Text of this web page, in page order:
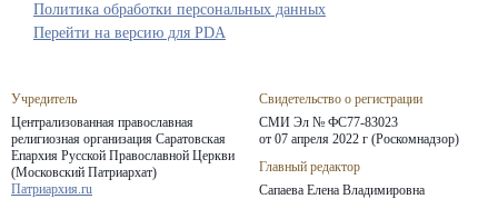
Учредитель
Централизованная православная
религиозная организация Саратовская
Епархия Русской Православной Церкви
(Московский Патриархат)
Патриархия.ru
Свидетельство о регистрации
СМИ Эл № ФС77-83023
от 07 апреля 2022 г (Роскомнадзор)
Главный редактор
Сапаева Елена Владимировна
Политика обработки персональных данных
Перейти на версию для PDA